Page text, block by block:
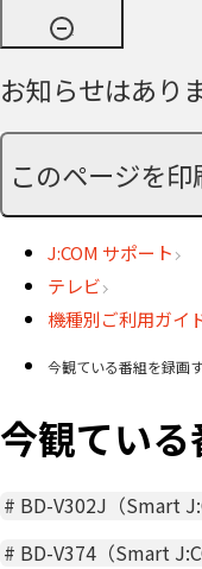
お知らせはあり
このページを印
J:COM サポート
テレビ
機種別ご利用ガイ
今観ている番組を録画
今観てい
# BD-V302J（Smart
# BD-V374（Smart